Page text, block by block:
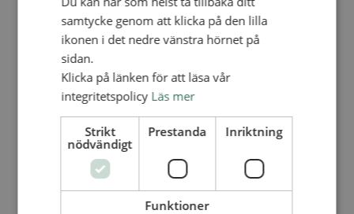
Lediga tjänster
FÖR FÖRSAMLINGAR
FÖRDJUPNING OCH UTVECKLING
Apollos – församlingsutveckling
Smågrupper
Skapelse och miljö
Gudstjänst
Vänförsamling
Integrationsarbete
För barns bästa – överallt
Missionsinspiratörens verktygslåda
samtycke genom att klicka på den lilla
ikonen i det nedre vänstra hörnet på
sidan.
Klicka på länken för att läsa vår
integritetspolicy Läs mer
Strikt
nödvändigt
Prestanda Inriktning
Funktioner